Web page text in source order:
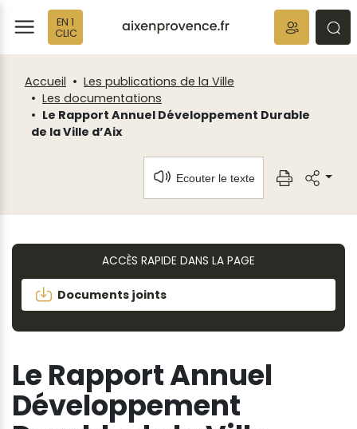
EN 1
CLIC
Accueil
Les publications de la Ville
Les documentations
Le Rapport Annuel Développement Durable
de la Ville d’Aix
Ecouter le texte
ACCÈS RAPIDE DANS LA PAGE
Documents joints
Le Rapport Annuel
Développement
Fenêtre
de
chat
Panneau de gestion des cookies